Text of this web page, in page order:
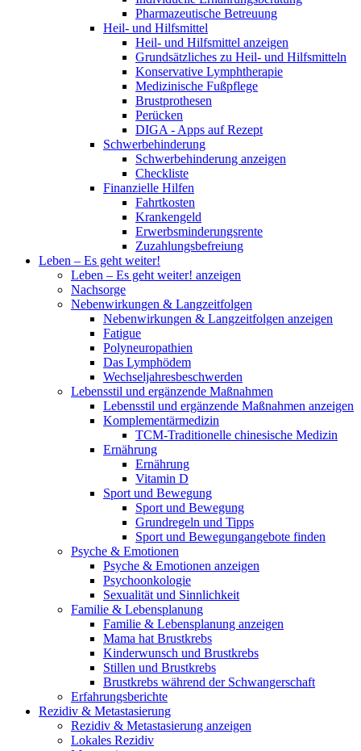
Pharmazeutische Betreuung
Heil- und Hilfsmittel
Heil- und Hilfsmittel anzeigen
Grundsätzliches zu Heil- und Hilfsmitteln
Konservative Lymphtherapie
Medizinische Fußpflege
Brustprothesen
Perücken
DIGA - Apps auf Rezept
Schwerbehinderung
Schwerbehinderung anzeigen
Checkliste
Finanzielle Hilfen
Fahrtkosten
Krankengeld
Erwerbsminderungsrente
Zuzahlungsbefreiung
Leben – Es geht weiter!
Leben – Es geht weiter! anzeigen
Nachsorge
Nebenwirkungen & Langzeitfolgen
Nebenwirkungen & Langzeitfolgen anzeigen
Fatigue
Polyneuropathien
Das Lymphödem
Wechseljahresbeschwerden
Lebensstil und ergänzende Maßnahmen
Lebensstil und ergänzende Maßnahmen anzeigen
Komplementärmedizin
TCM-Traditionelle chinesische Medizin
Ernährung
Ernährung
Vitamin D
Sport und Bewegung
Sport und Bewegung
Grundregeln und Tipps
Sport und Bewegungangebote finden
Psyche & Emotionen
Psyche & Emotionen anzeigen
Psychoonkologie
Sexualität und Sinnlichkeit
Familie & Lebensplanung
Familie & Lebensplanung anzeigen
Mama hat Brustkrebs
Kinderwunsch und Brustkrebs
Stillen und Brustkrebs
Brustkrebs während der Schwangerschaft
Erfahrungsberichte
Rezidiv & Metastasierung
Rezidiv & Metastasierung anzeigen
Lokales Rezidiv